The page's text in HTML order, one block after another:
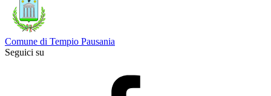
Comune di Tempio Pausania
Seguici su